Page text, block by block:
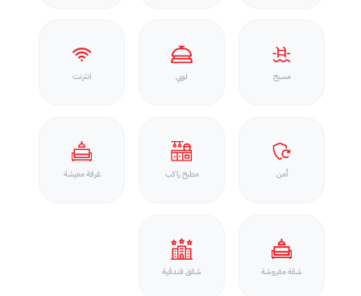
مسبح لوبي انترنت
أمن مطبخ راكب غرفة معيشة
شقة مفروشة شقق فندقية